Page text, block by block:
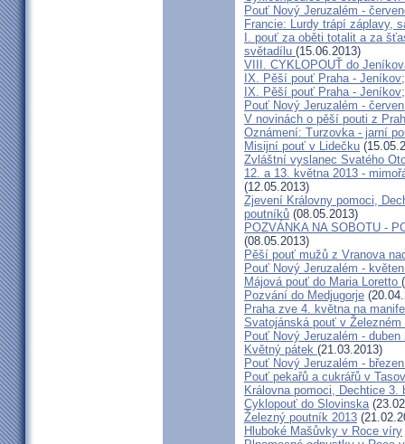
Pouť Nový Jeruzalém -
Francie: Lurdy trápí záplavy,
I. pouť za oběti totalit a za
světadílu (15.06.2013)
VIII. CYKLOPOUŤ do
IX. Pěší pouť Praha -
IX. Pěší pouť Praha -
Pouť Nový Jeruzalém -
V novinách o pěší pouti z
Oznámení: Turzovka - jarní
Misijní pouť v Lidečku
Zvláštní vyslanec Svatého
12. a 13. května 2013 -
(12.05.2013)
Zjevení Královny pomoci,
poutníků (08.05.2013)
POZVÁNKA NA SOBOTU -
(08.05.2013)
Pěší pouť mužů z Vranova
Pouť Nový Jeruzalém -
Májová pouť do Maria Loretto
Pozvání do Medjugorje
Praha zve 4. května na
Svatojánská pouť v Železném
Pouť Nový Jeruzalém - duben
Květný pátek (21.03.2013)
Pouť Nový Jeruzalém -
Pouť pekařů a cukrářů v
Královna pomoci, Dechtice
Cyklopouť do Slovinska
Železný poutník 2013
Hluboké Mašůvky v Roce víry